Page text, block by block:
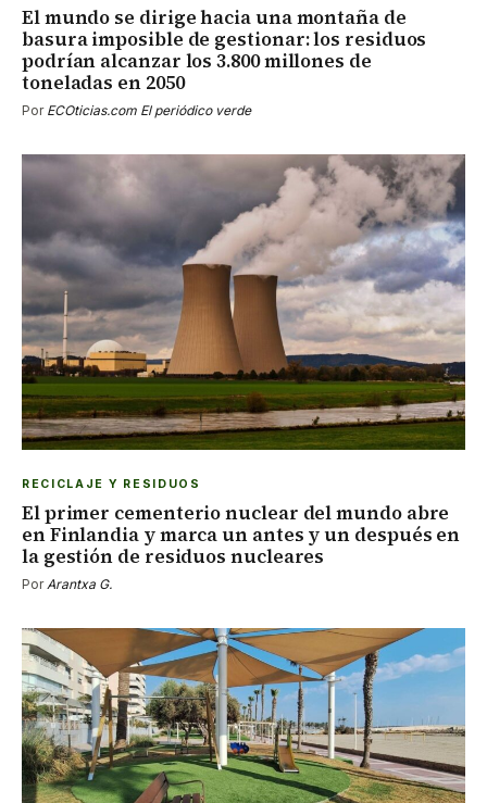
El mundo se dirige hacia una montaña de
basura imposible de gestionar: los residuos
podrían alcanzar los 3.800 millones de
toneladas en 2050
Por ECOticias.com El periódico verde
RECICLAJE Y RESIDUOS
El primer cementerio nuclear del mundo abre
en Finlandia y marca un antes y un después en
la gestión de residuos nucleares
Por Arantxa G.